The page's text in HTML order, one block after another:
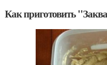
Как приготовить